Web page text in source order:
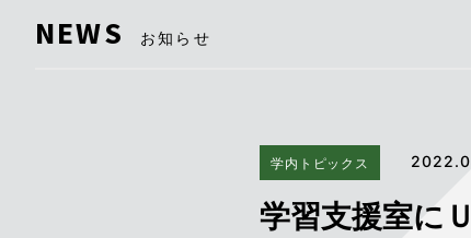
NEWS お知らせ
学内トピックス
学習支援室に